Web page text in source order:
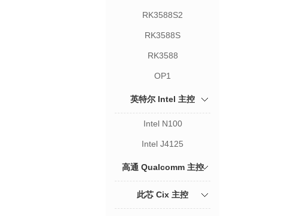
RK3588S2
RK3588S
RK3588
OP1
英特尔 Intel 主控
Intel N100
Intel J4125
高通 Qualcomm 主控
此芯 Cix 主控